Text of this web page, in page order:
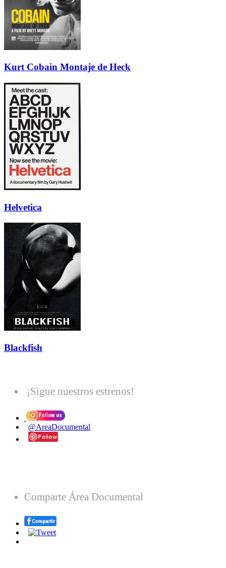
Kurt Cobain Montaje de Heck
Helvetica
Blackfish
¡Sigue nuestros estrenos!
@AreaDocumental
Comparte Área Documental